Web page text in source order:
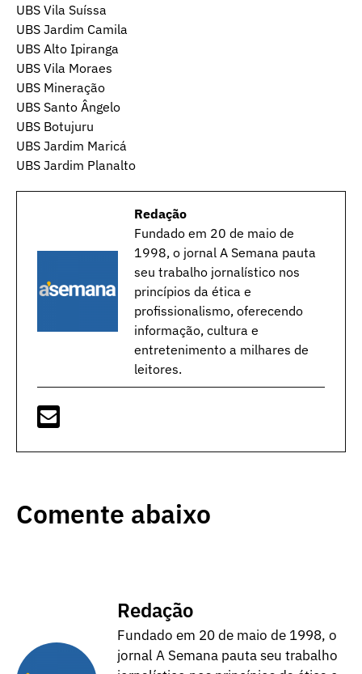
UBS Vila Suíssa
UBS Jardim Camila
UBS Alto Ipiranga
UBS Vila Moraes
UBS Mineração
UBS Santo Ângelo
UBS Botujuru
UBS Jardim Maricá
UBS Jardim Planalto
Redação
Fundado em 20 de maio de
1998, o jornal A Semana pauta
seu trabalho jornalístico nos
princípios da ética e
profissionalismo, oferecendo
informação, cultura e
entretenimento a milhares de
leitores.
Comente abaixo
Redação
Fundado em 20 de maio de 1998, o
jornal A Semana pauta seu trabalho